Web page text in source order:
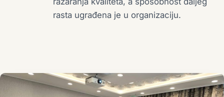
rasta ugrađena je u organizaciju.